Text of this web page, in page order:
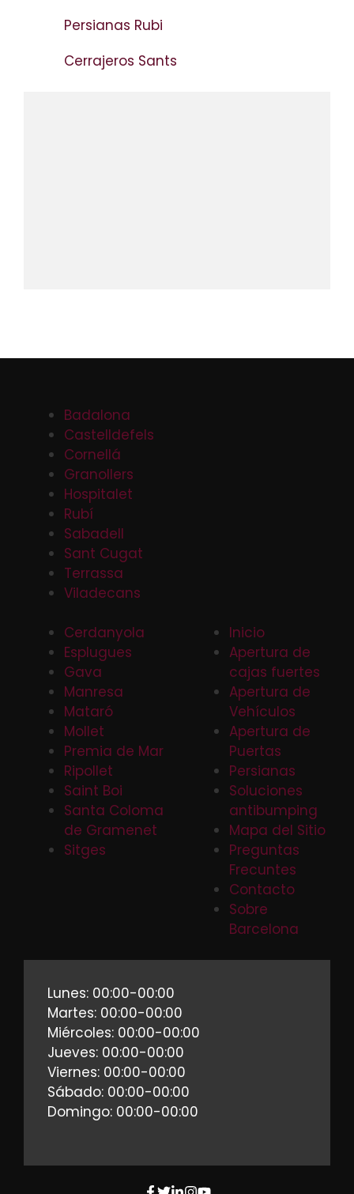
Persianas Rubi
Cerrajeros Sants
Badalona
Castelldefels
Cornellá
Granollers
Hospitalet
Rubí
Sabadell
Sant Cugat
Terrassa
Viladecans
Cerdanyola
Esplugues
Gava
Manresa
Mataró
Mollet
Premia de Mar
Ripollet
Saint Boi
Santa Coloma
de Gramenet
Sitges
Inicio
Apertura de
cajas fuertes
Apertura de
Vehículos
Apertura de
Puertas
Persianas
Soluciones
antibumping
Mapa del Sitio
Preguntas
Frecuntes
Contacto
Sobre
Barcelona
Lunes: 00:00-00:00
Martes: 00:00-00:00
Miércoles: 00:00-00:00
Jueves: 00:00-00:00
Viernes: 00:00-00:00
Sábado: 00:00-00:00
Domingo: 00:00-00:00